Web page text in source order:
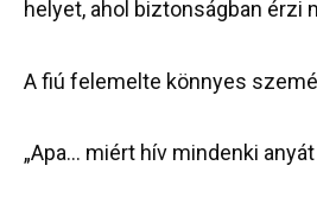
helyet, ahol biztonságban érzi
A fiú felemelte könnyes
„Apa… miért hív mindenki anyát